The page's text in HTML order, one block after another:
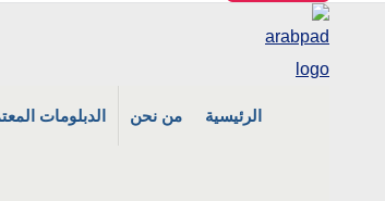
الرئيسية من نحن الدبلومات